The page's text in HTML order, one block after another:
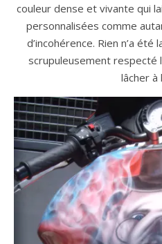
couleur dense et vivante qui
personnalisées comme
d’incohérence. Rien n’a
scrupuleusement respecté
lâcher à